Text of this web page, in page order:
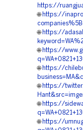
https://
🌐 https://
🌐 https://
🌐 https://
🌐 https://
🌐 https://
🌐 https://
🌐 https://